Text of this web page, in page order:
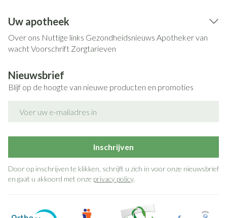
Uw apotheek
Over ons Nuttige links Gezondheidsnieuws Apotheker van
wachtVoorschrift Zorgtarieven
Nieuwsbrief
Blijf op de hoogte van nieuwe producten en promoties
Inschrijven
Door op inschrijven te klikken, schrijft u zich in voor onze nieuwsbrief
en gaat u akkoord met onze privacy policy.